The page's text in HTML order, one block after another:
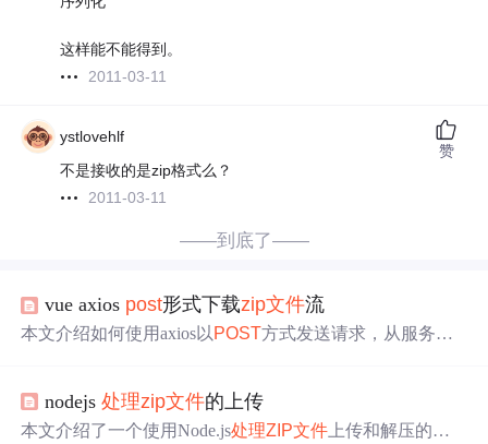
这样能不能得到。
2011-03-11
ystlovehlf
不是接收的是zip格式么？
2011-03-11
赞
——到底了——
vue axios post形式下载zip文件流
本文介绍如何使用axios以 POST方式发送请求，从服务器
nodejs处理zip文件的上传
本文介绍了一个使用Node.js处理ZIP文件 上传和解压的实